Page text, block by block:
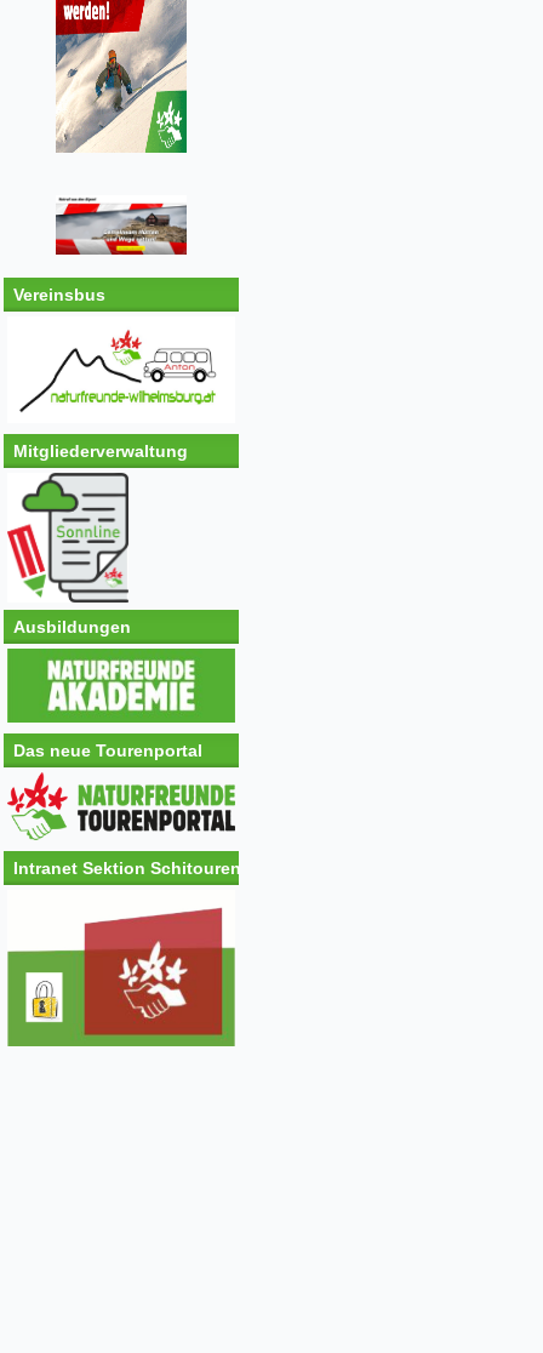
Vereinsbus
Mitgliederverwaltung
Ausbildungen
Das neue Tourenportal
Intranet Sektion Schitouren